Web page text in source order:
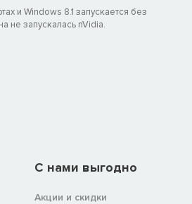
и Windows 8.1 запускается без
не запускалась nVidia.
C нами выгодно
Акции и скидки